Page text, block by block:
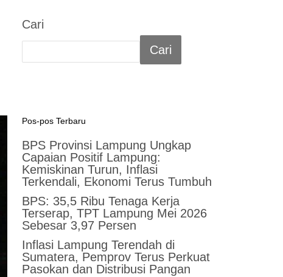
Cari
Cari
Pos-pos Terbaru
BPS Provinsi Lampung Ungkap
Capaian Positif Lampung:
Kemiskinan Turun, Inflasi
Terkendali, Ekonomi Terus Tumbuh
BPS: 35,5 Ribu Tenaga Kerja
Terserap, TPT Lampung Mei 2026
Sebesar 3,97 Persen
Inflasi Lampung Terendah di
Sumatera, Pemprov Terus Perkuat
Pasokan dan Distribusi Pangan